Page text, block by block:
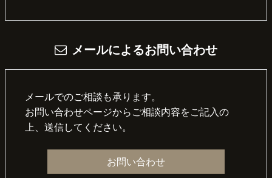
メールによるお問い合わせ
メールでのご相談も承ります。
お問い合わせページからご相談内容をご記入の
上、送信してください。
お問い合わせ